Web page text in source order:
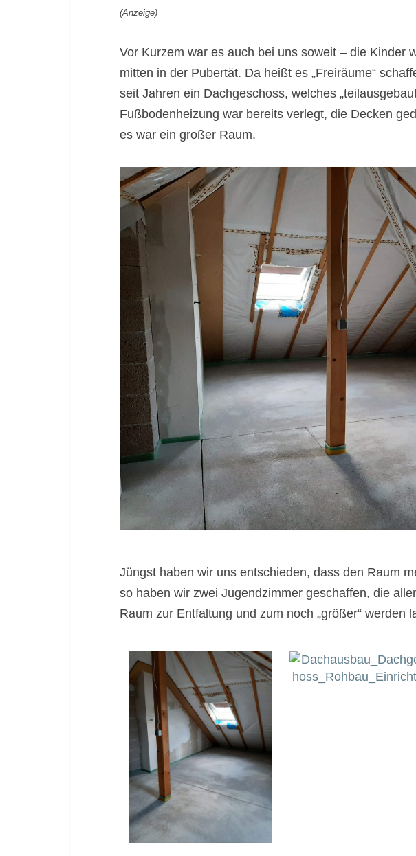
(Anzeige)
Vor Kurzem war es auch bei uns soweit – die Kinder
mitten in der Pubertät. Da heißt es „Freiräume“
seit Jahren ein Dachgeschoss, welches
Fußbodenheizung war bereits verlegt, die Decken
es war ein großer Raum.
Jüngst haben wir uns entschieden, dass den Raum
so haben wir zwei Jugendzimmer geschaffen, die
Raum zur Entfaltung und zum noch „größer“ werden